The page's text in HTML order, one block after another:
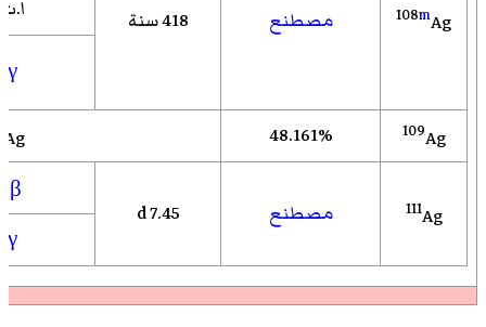
108mAg مصطنع 418 سنة
ا.ت
γ
109Ag
48.161% Ag هو
111Ag مصطنع 7.45 d
β
γ